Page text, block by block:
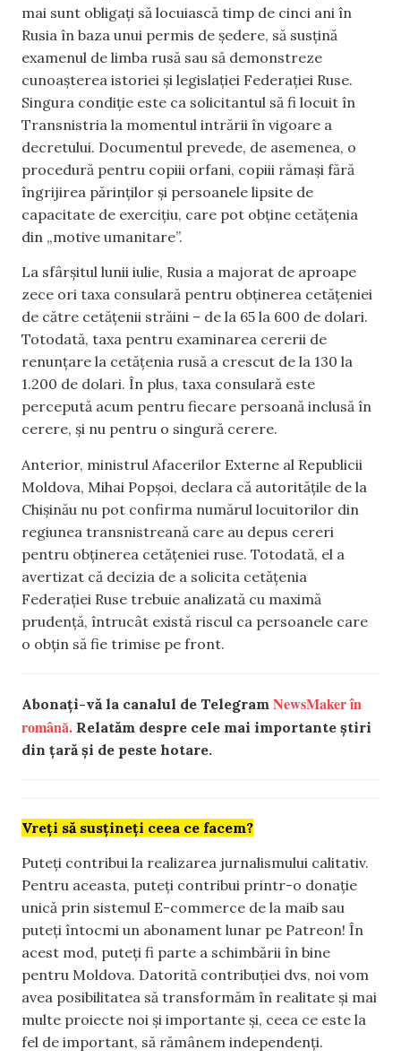
mai sunt obligați să locuiască timp de cinci ani în
Rusia în baza unui permis de ședere, să susțină
examenul de limba rusă sau să demonstreze
cunoașterea istoriei și legislației Federației Ruse.
Singura condiție este ca solicitantul să fi locuit în
Transnistria la momentul intrării în vigoare a
decretului. Documentul prevede, de asemenea, o
procedură pentru copiii orfani, copiii rămași fără
îngrijirea părinților și persoanele lipsite de
capacitate de exercițiu, care pot obține cetățenia
din „motive umanitare”.
La sfârșitul lunii iulie, Rusia a majorat de aproape
zece ori taxa consulară pentru obținerea cetățeniei
de către cetățenii străini – de la 65 la 600 de dolari.
Totodată, taxa pentru examinarea cererii de
renunțare la cetățenia rusă a crescut de la 130 la
1.200 de dolari. În plus, taxa consulară este
percepută acum pentru fiecare persoană inclusă în
cerere, și nu pentru o singură cerere.
Anterior, ministrul Afacerilor Externe al Republicii
Moldova, Mihai Popșoi, declara că autoritățile de la
Chișinău nu pot confirma numărul locuitorilor din
regiunea transnistreană care au depus cereri
pentru obținerea cetățeniei ruse. Totodată, el a
avertizat că decizia de a solicita cetățenia
Federației Ruse trebuie analizată cu maximă
prudență, întrucât există riscul ca persoanele care
o obțin să fie trimise pe front.
Abonați-vă la canalul de Telegram NewsMaker în
română. Relatăm despre cele mai importante știri
din țară și de peste hotare.
Vreți să susțineți ceea ce facem?
Puteți contribui la realizarea jurnalismului calitativ.
Pentru aceasta, puteți contribui printr-o donație
unică prin sistemul E-commerce de la maib sau
puteți întocmi un abonament lunar pe Patreon! În
acest mod, puteți fi parte a schimbării în bine
pentru Moldova. Datorită contribuției dvs, noi vom
avea posibilitatea să transformăm în realitate și mai
multe proiecte noi și importante și, ceea ce este la
fel de important, să rămânem independenți.